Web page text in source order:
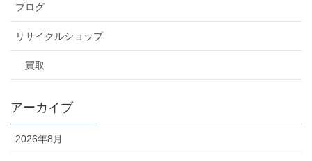
ブログ
リサイクルショップ
買取
アーカイブ
2026年8月